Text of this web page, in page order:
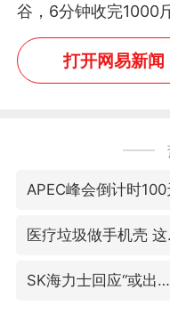
谷，6分钟收完1000
没有一个人掉链子
打开网易新
APEC峰会倒计时100
医疗
SK海力士回应“或出售重庆工厂”传闻